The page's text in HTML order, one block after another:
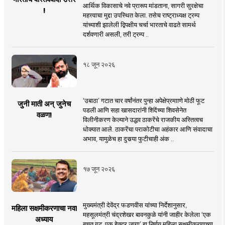
!
आर्थिक विकासाचे नवे प्रारूप मांडताना, सागरी सुरक्षेचा
महत्त्वाचा मुद्दा उपस्थित केला. तसेच राष्ट्राध्यक्ष ट्रम्प
यांच्याशी झालेली द्विपक्षीय चर्चा भारताचे वाढते सामर्थ
दर्शवणारी असली, तरी ट्रम्प ..
१८ जून २०२६
जुनी माती अन् जुनेच
वळण!
‘उबाठा’ गटात चार वर्षांनंतर पुन्हा अपेक्षेप्रमााणे मोठी फूट
पडली आणि सहा खासदारांनी शिंदेंच्या शिवसेनेत
विलीनीकरण केल्याने उद्धव ठाकरेंचे राजकीय अस्तित्वच
धोक्यात आले. ठाकरेंचा पराकोटीचा अहंकार आणि संवादाचा
अभाव, यामुळेच हा दुसर्‍या फुटीचाही अंक ..
१७ जून २०२६
महिला सक्षमीकरणाचा नवा
अध्याय
मुख्यमंत्री देवेंद्र फडणवीस यांच्या निर्देशानुसार,
महसूलमंत्री चंद्रशेखर बावनकुळे यांनी जाहीर केलेला ‘एक